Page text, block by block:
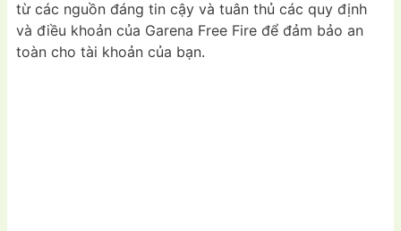
từ các nguồn đáng tin cậy và tuân thủ các quy định
và điều khoản của Garena Free Fire để đảm bảo an
toàn cho tài khoản của bạn.